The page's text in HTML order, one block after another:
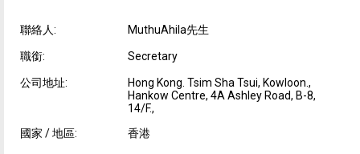
聯絡人: MuthuAhila先生
職銜: Secretary
公司地址:
Hong Kong. Tsim Sha Tsui, Kowloon.,
Hankow Centre, 4A Ashley Road, B-8,
14/F.,
國家 / 地區:
香港